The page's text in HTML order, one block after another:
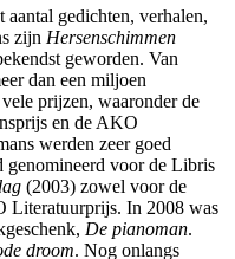
gedichten, verhalen,
zijn Hersenschimmen
geworden. Van
dan een miljoen
prijzen, waaronder de
en de AKO
werden zeer goed
genomineerd voor de Libris
(2003) zowel voor de
Literatuurprijs. In 2008 was
De pianoman.
droom. Nog onlangs